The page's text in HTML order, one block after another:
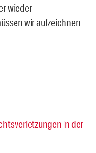
wieder
wir aufzeichnen
in der